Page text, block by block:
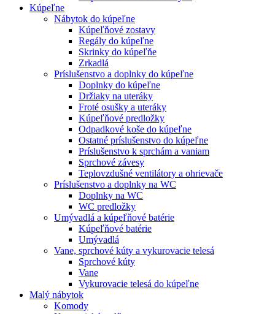
Kúpeľne
Nábytok do kúpeľne
Kúpeľňové zostavy
Regály do kúpeľne
Skrinky do kúpeľňe
Zrkadlá
Príslušenstvo a doplnky do kúpeľne
Doplnky do kúpeľne
Držiaky na uteráky
Froté osušky a uteráky
Kúpeľňové predložky
Odpadkové koše do kúpeľne
Ostatné príslušenstvo do kúpeľne
Príslušenstvo k sprchám a vaniam
Sprchové závesy
Teplovzdušné ventilátory a ohrievače
Príslušenstvo a doplnky na WC
Doplnky na WC
WC predložky
Umývadlá a kúpeľňové batérie
Kúpeľňové batérie
Umývadlá
Vane, sprchové kúty a vykurovacie telesá
Sprchové kúty
Vane
Vykurovacie telesá do kúpeľne
Malý nábytok
Komody